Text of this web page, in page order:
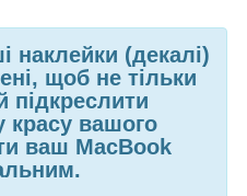
(декалі)
щоб не тільки
підкреслити
красу вашого
ваш MacBook